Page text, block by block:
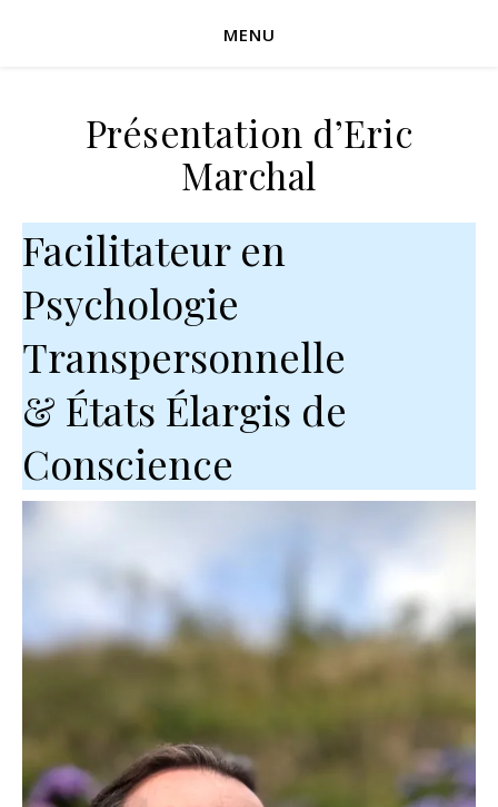
MENU
Présentation d’Eric
Marchal
Facilitateur en
Psychologie
Transpersonnelle
& États Élargis de
Conscience